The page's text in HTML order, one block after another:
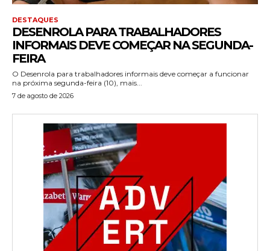
DESTAQUES
DESENROLA PARA TRABALHADORES
INFORMAIS DEVE COMEÇAR NA SEGUNDA-
FEIRA
O Desenrola para trabalhadores informais deve começar a funcionar
na próxima segunda-feira (10), mais...
7 de agosto de 2026